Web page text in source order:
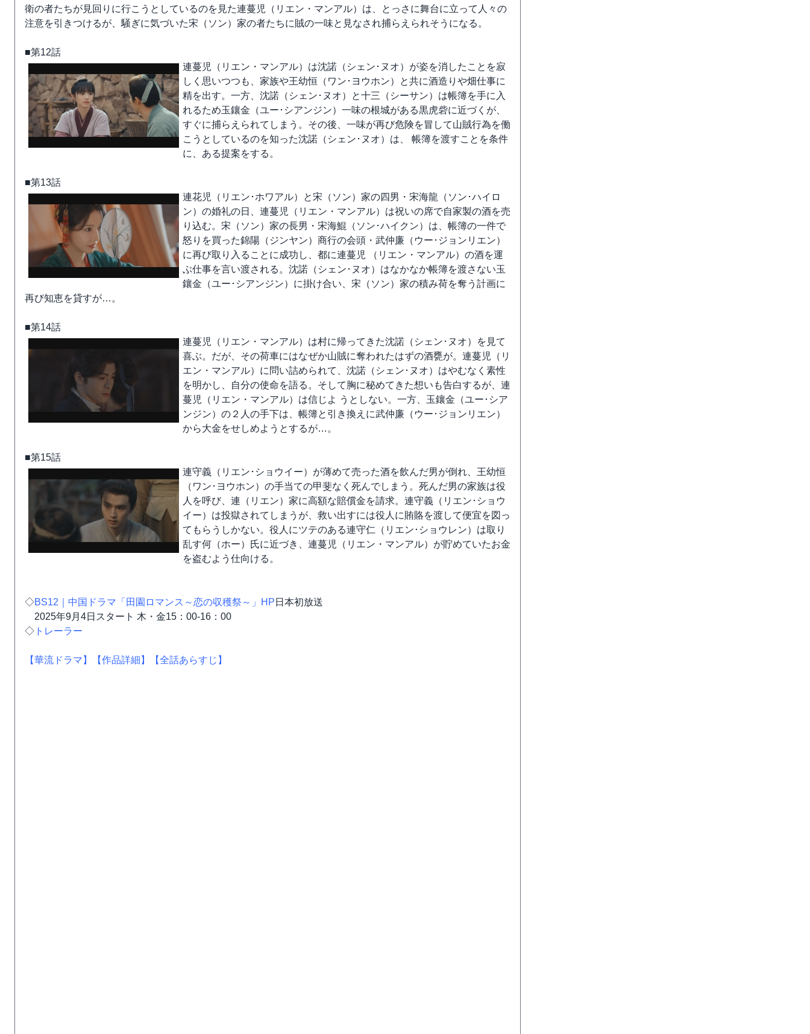
衛の者たちが見回りに行こうとしているのを見た連蔓児（リエン・マンアル）は、とっさに舞台に立って人々の
注意を引きつけるが、騒ぎに気づいた宋（ソン）家の者たちに賊の一味と見なされ捕らえられそうになる。
■第12話
連蔓児（リエン・マンアル）は沈諾（シェン･ヌオ）が姿を消したことを寂
しく思いつつも、家族や王幼恒（ワン･ヨウホン）と共に酒造りや畑仕事に
精を出す。一方、沈諾（シェン･ヌオ）と十三（シーサン）は帳簿を手に入
れるため玉鑲金（ユー･シアンジン）一味の根城がある黒虎砦に近づくが、
すぐに捕らえられてしまう。その後、一味が再び危険を冒して山賊行為を働
こうとしているのを知った沈諾（シェン･ヌオ）は、 帳簿を渡すことを条件
に、ある提案をする。
■第13話
連花児（リエン･ホワアル）と宋（ソン）家の四男・宋海龍（ソン･ハイロ
ン）の婚礼の日、連蔓児（リエン・マンアル）は祝いの席で自家製の酒を売
り込む。宋（ソン）家の長男・宋海鯤（ソン･ハイクン）は、帳簿の一件で
怒りを買った錦陽（ジンヤン）商行の会頭・武仲廉（ウー･ジョンリエン）
に再び取り入ることに成功し、都に連蔓児 （リエン・マンアル）の酒を運
ぶ仕事を言い渡される。沈諾（シェン･ヌオ）はなかなか帳簿を渡さない玉
鑲金（ユー･シアンジン）に掛け合い、宋（ソン）家の積み荷を奪う計画に
再び知恵を貸すが…。
■第14話
連蔓児（リエン・マンアル）は村に帰ってきた沈諾（シェン･ヌオ）を見て
喜ぶ。だが、その荷車にはなぜか山賊に奪われたはずの酒甕が。連蔓児（リ
エン・マンアル）に問い詰められて、沈諾（シェン･ヌオ）はやむなく素性
を明かし、自分の使命を語る。そして胸に秘めてきた想いも告白するが、連
蔓児（リエン・マンアル）は信じよ うとしない。一方、玉鑲金（ユー･シア
ンジン）の２人の手下は、帳簿と引き換えに武仲廉（ウー･ジョンリエン）
から大金をせしめようとするが…。
■第15話
連守義（リエン･ショウイー）が薄めて売った酒を飲んだ男が倒れ、王幼恒
（ワン･ヨウホン）の手当ての甲斐なく死んでしまう。死んだ男の家族は役
人を呼び、連（リエン）家に高額な賠償金を請求。連守義（リエン･ショウ
イー）は投獄されてしまうが、救い出すには役人に賄賂を渡して便宜を図っ
てもらうしかない。役人にツテのある連守仁（リエン･ショウレン）は取り
乱す何（ホー）氏に近づき、連蔓児（リエン・マンアル）が貯めていたお金
を盗むよう仕向ける。
◇BS12｜中国ドラマ「田園ロマンス～恋の収穫祭～」HP 日本初放送
2025年9月4日スタート 木・金15：00-16：00
◇ トレーラー
【華流ドラマ】 【作品詳細】 【全話あらすじ】